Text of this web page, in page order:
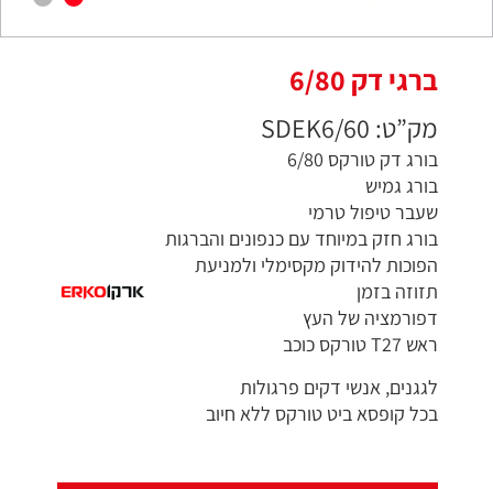
ברגי דק 6/80
מק”ט: SDEK6/60
בורג דק טורקס 6/80
בורג גמיש
שעבר טיפול טרמי
בורג חזק במיוחד עם כנפונים והברגות
הפוכות להידוק מקסימלי ולמניעת
תזוזה בזמן
דפורמציה של העץ
ראש T27 טורקס כוכב
לגגנים, אנשי דקים פרגולות
בכל קופסא ביט טורקס ללא חיוב